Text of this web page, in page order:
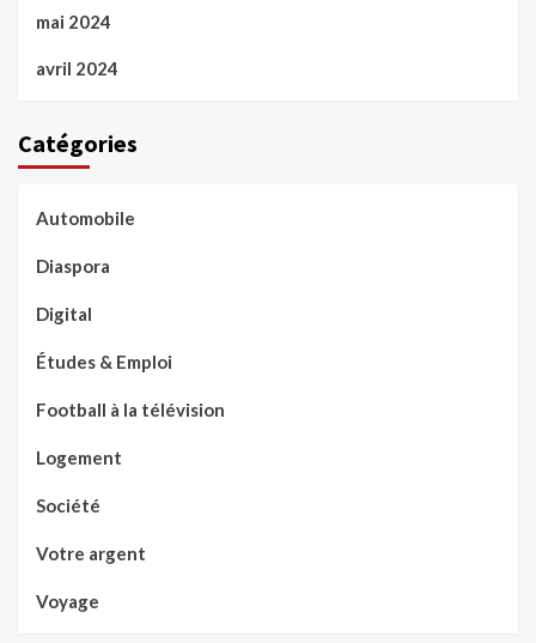
mai 2024
avril 2024
Catégories
Automobile
Diaspora
Digital
Études & Emploi
Football à la télévision
Logement
Société
Votre argent
Voyage